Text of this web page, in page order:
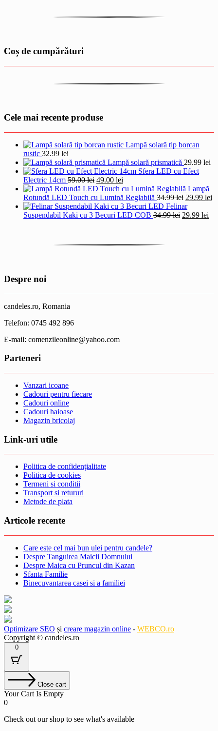
Coș de cumpărături
Cele mai recente produse
Lampă solară tip borcan
rustic 32.99 lei
Lampă solară prismatică 29.99 lei
Sfera LED cu Efect
Electric 14cm 59.00lei Prețul
inițial
a
fost:
59.00 lei.
49.00 lei
curent
este:
49.00 lei.
Lampă
Rotundă LED Touch cu Lumină Reglabilă 34.99lei Prețul
inițial
a
29.99 lei
Felinar
Suspendabil Kaki cu 3 Becuri LED COB 34.99lei Prețul
29.99 lei
Despre noi
candeles.ro, Romania
Telefon: 0745 492 896
E-mail: comenzileonline@yahoo.com
Parteneri
Vanzari icoane
Cadouri pentru fiecare
Cadouri online
Cadouri haioase
Magazin bricolaj
Link-uri utile
Politica de confidențialitate
Politica de cookies
Termeni si conditii
Transport si retururi
Metode de plata
Articole recente
Care este cel mai bun ulei pentru candele?
Despre Tanguirea Maicii Domnului
Despre Maica cu Pruncul din Kazan
Sfanta Familie
Binecuvantarea casei si a familiei
Optimizare SEO și creare magazin online - WEBCO.ro
Copyright © candeles.ro
0
Close cart
Your Cart Is Empty
0
Check out our shop to see what's available